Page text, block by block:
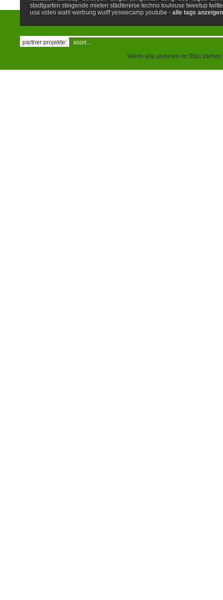
stadtgarten steigende mieten städtereise techno toulouse tweetup
usa video wahl werbung wulff yeswecamp youtube • alle tags anzeigen
partner projekte:
soon...
Wenn alle anderen im Stau